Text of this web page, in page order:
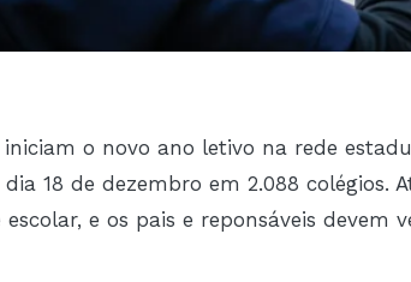
iniciam o novo ano letivo na rede
18 de dezembro em 2.088 colégios.
e os pais e reponsáveis devem